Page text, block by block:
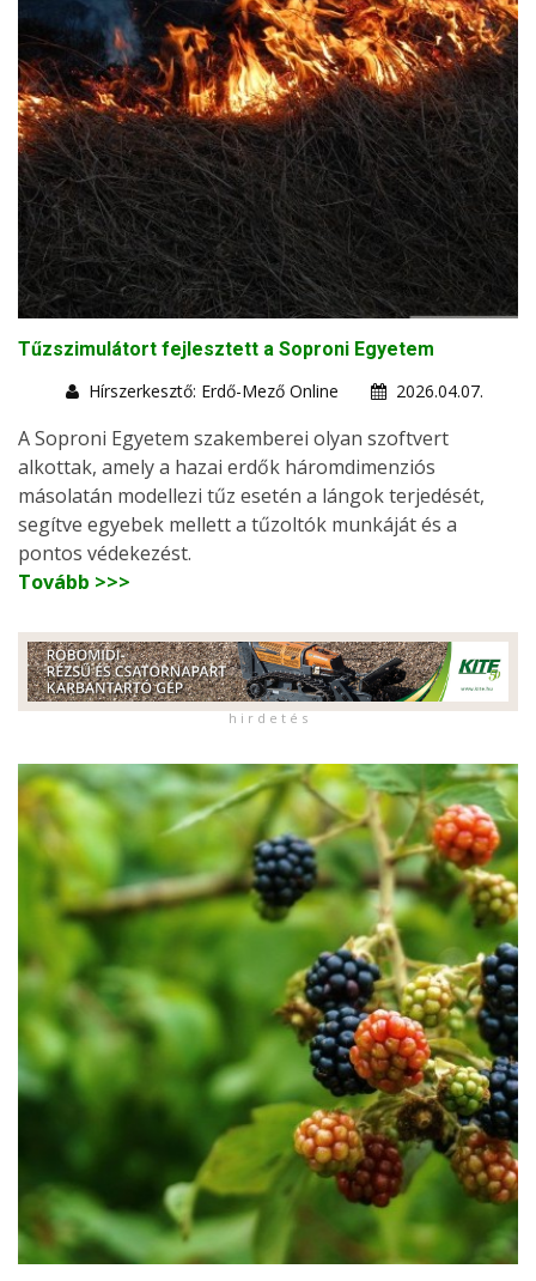
Tűzszimulátort fejlesztett a Soproni Egyetem
Hírszerkesztő: Erdő-Mező Online
2026.04.07.
A Soproni Egyetem szakemberei olyan szoftvert
alkottak, amely a hazai erdők háromdimenziós
másolatán modellezi tűz esetén a lángok terjedését,
segítve egyebek mellett a tűzoltók munkáját és a
pontos védekezést.
Tovább >>>
h i r d e t é s